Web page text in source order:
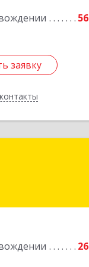
56
заявку
заявку
26
обл, Каменск-
Подробнее